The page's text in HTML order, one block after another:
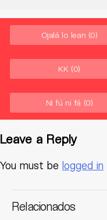
Ojalá lo lean (0)
KK (0)
Ni fú ni fá (0)
Leave a Reply
You must be logged in
Relacionados